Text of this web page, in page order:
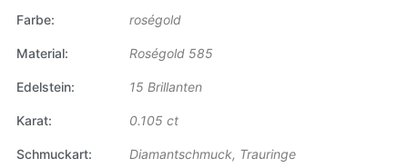
Farbe roségold
Material Roségold 585
Edelstein 15 Brillanten
Karat 0.105 ct
Schmuckart Diamantschmuck, Trauringe